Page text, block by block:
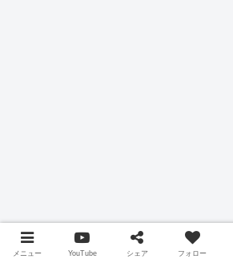
メニュー YouTube シェア フォロー